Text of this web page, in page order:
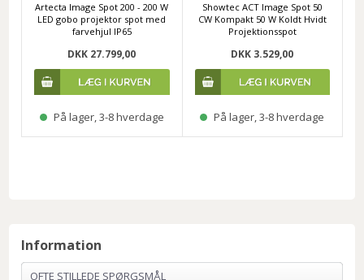
Artecta Image Spot 200 - 200 W
LED gobo projektor spot med
farvehjul IP65
DKK 27.799,00
På lager, 3-8 hverdage
Showtec ACT Image Spot 50
CW Kompakt 50 W Koldt Hvidt
Projektionsspot
DKK 3.529,00
På lager, 3-8 hverdage
Information
OFTE STILLEDE SPØRGSMÅL